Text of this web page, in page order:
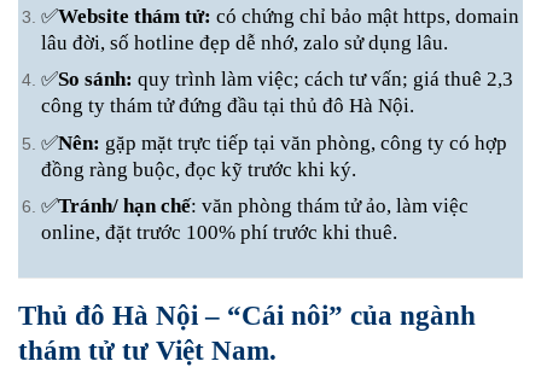
✅Website thám tử: có chứng chỉ bảo mật https, domain
lâu đời, số hotline đẹp dễ nhớ, zalo sử dụng lâu.
✅So sánh: quy trình làm việc; cách tư vấn; giá thuê 2,3
công ty thám tử đứng đầu tại thủ đô Hà Nội.
✅Nên: gặp mặt trực tiếp tại văn phòng, công ty có hợp
đồng ràng buộc, đọc kỹ trước khi ký.
✅Tránh/ hạn chế: văn phòng thám tử ảo, làm việc
online, đặt trước 100% phí trước khi thuê.
Thủ đô Hà Nội – “Cái nôi” của ngành
thám tử tư Việt Nam.